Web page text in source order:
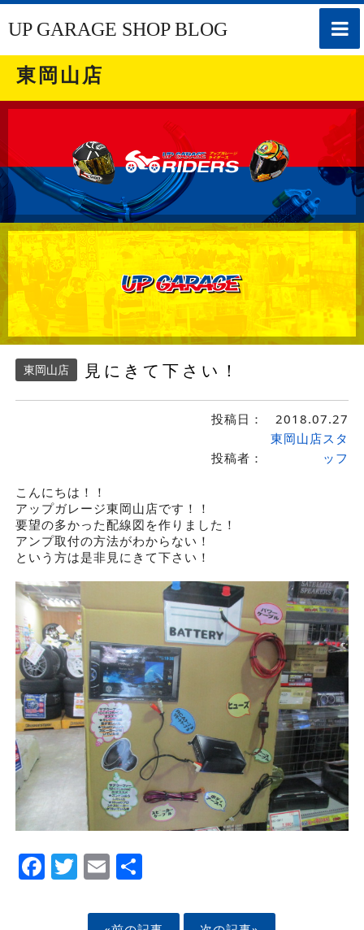
toggle
UP GARAGE SHOP BLOG
東岡山店
東岡山店 見にきて下さい！
投稿日： 2018.07.27
投稿者：
東岡山店スタ
ッフ
こんにちは！！
アップガレージ東岡山店です！！
要望の多かった配線図を作りました！
アンプ取付の方法がわからない！
という方は是非見にきて下さい！
Facebook
Twitter
EmailShare